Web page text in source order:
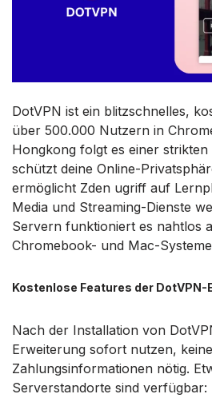
DotVPN ist ein blitzschnelles,
über 500.000 Nutzern in
Hongkong folgt es einer
schützt deine Online-
ermöglicht Zden ugriff auf
Media und Streaming-Dienste
Servern funktioniert es nahtlos
Chromebook- und Mac-
Kostenlose Features der DotVPN-
Nach der Installation von
Erweiterung sofort nutzen,
Zahlungsinformationen nötig.
Serverstandorte sind